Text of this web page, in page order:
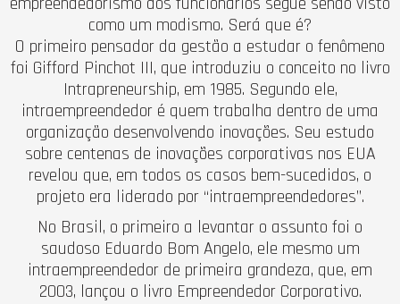
como um modismo. Será que é?
O primeiro pensador da gestão a estudar o fenômeno
foi Gifford Pinchot III, que introduziu o conceito no livro
Intrapreneurship, em 1985. Segundo ele,
intraempreendedor é quem trabalha dentro de uma
organização desenvolvendo inovações. Seu estudo
sobre centenas de inovações corporativas nos EUA
revelou que, em todos os casos bem-sucedidos, o
projeto era liderado por “intraempreendedores”.
No Brasil, o primeiro a levantar o assunto foi o
saudoso Eduardo Bom Angelo, ele mesmo um
intraempreendedor de primeira grandeza, que, em
2003, lançou o livro Empreendedor Corporativo.